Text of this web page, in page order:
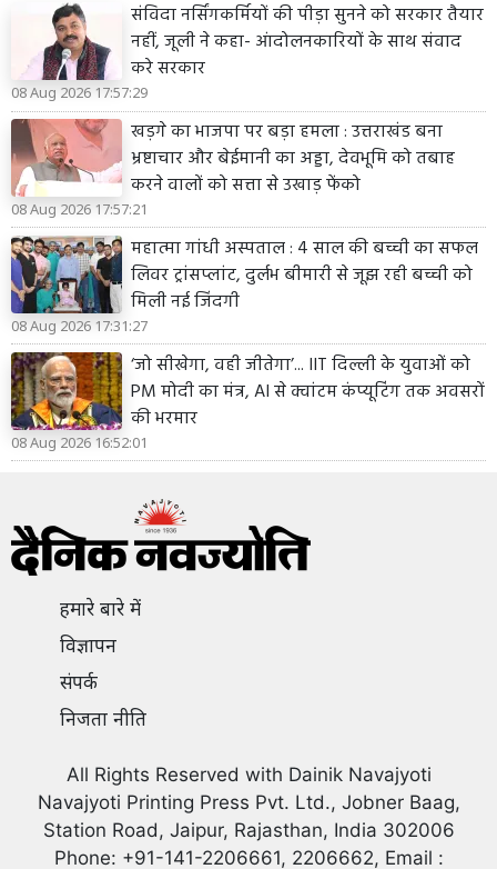
संविदा नर्सिंगकर्मियों की पीड़ा सुनने को सरकार तैयार
नहीं, जूली ने कहा- आंदोलनकारियों के साथ संवाद
करे सरकार
08 Aug 2026 17:57:29
खड़गे का भाजपा पर बड़ा हमला : उत्तराखंड बना
भ्रष्टाचार और बेईमानी का अड्डा, देवभूमि को तबाह
करने वालों को सत्ता से उखाड़ फेंको
08 Aug 2026 17:57:21
महात्मा गांधी अस्पताल : 4 साल की बच्ची का सफल
लिवर ट्रांसप्लांट, दुर्लभ बीमारी से जूझ रही बच्ची को
मिली नई जिंदगी
08 Aug 2026 17:31:27
‘जो सीखेगा, वही जीतेगा’... IIT दिल्ली के युवाओं को
PM मोदी का मंत्र, AI से क्वांटम कंप्यूटिंग तक अवसरों
की भरमार
08 Aug 2026 16:52:01
हमारे बारे में
विज्ञापन
संपर्क
निजता नीति
All Rights Reserved with Dainik Navajyoti
Navajyoti Printing Press Pvt. Ltd., Jobner Baag,
Station Road, Jaipur, Rajasthan, India 302006
Phone: +91-141-2206661, 2206662, Email :